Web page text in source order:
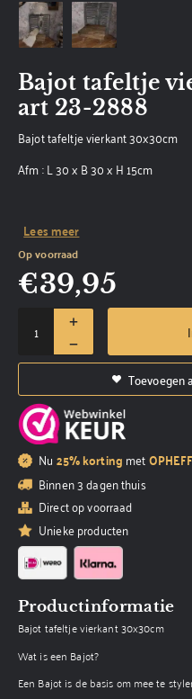
Bajot tafeltje
art 23-2888
Bajot tafeltje vierkant 30x30cm
Afm : L 30 x B 30 x H 15cm
Lees meer
Op voorraad
€39,95
Toevoegen
Nu 25% korting met
Binnen 3 dagen thuis
Direct op voorraad
Unieke producten
Productinformatie
Bajot tafeltje vierkant 30x30cm
Wat is een Bajot?
Een Bajot is de basis om mee te